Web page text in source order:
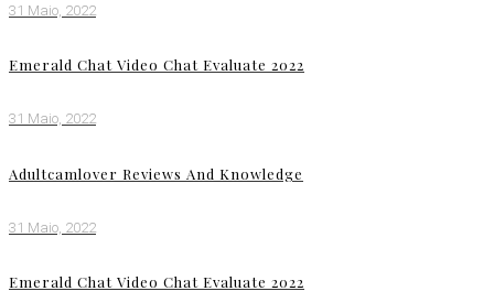
31 Maio, 2022
Emerald Chat Video Chat Evaluate 2022
31 Maio, 2022
Adultcamlover Reviews And Knowledge
31 Maio, 2022
Emerald Chat Video Chat Evaluate 2022